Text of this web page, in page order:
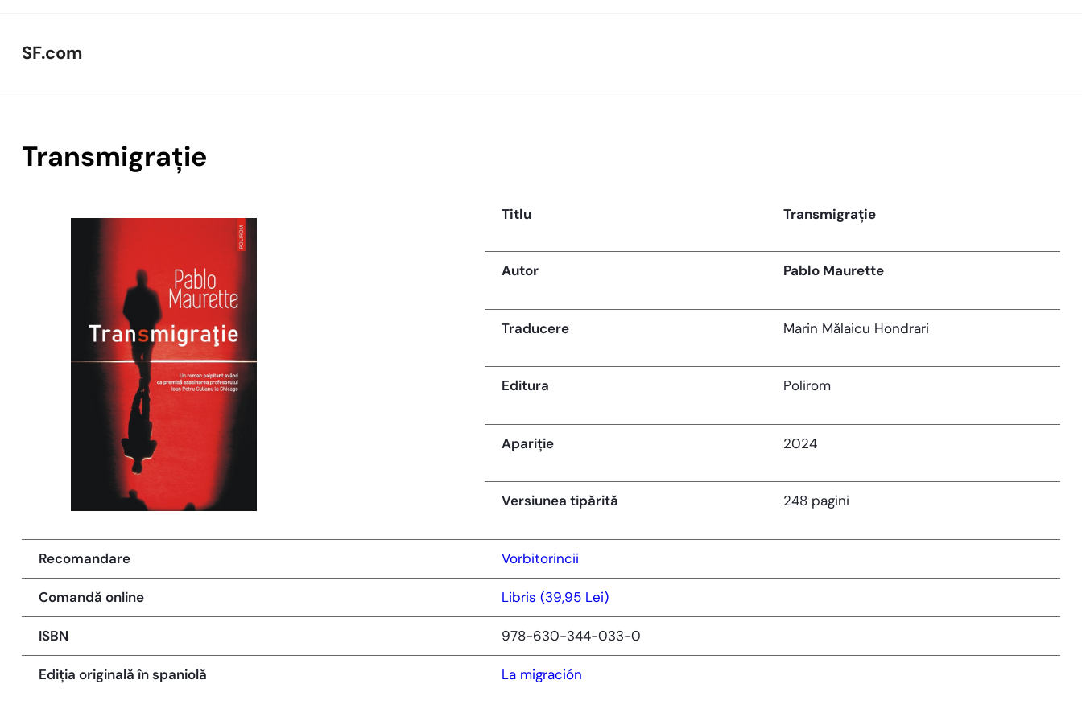
to
SF.com
Transmigrație
Titlu Transmigrație
Autor Pablo Maurette
Traducere Marin Mălaicu Hondrari
Editura Polirom
Apariție 2024
Versiunea tipărită 248 pagini
Recomandare Vorbitorincii
Comandă online Libris (39,95 Lei)
ISBN 978-630-344-033-0
Ediția originală în spaniolă La migración